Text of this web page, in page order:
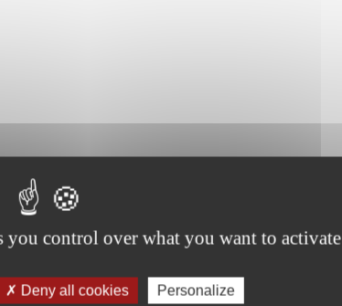
you control over what you want to activate
Deny all cookies Personalize